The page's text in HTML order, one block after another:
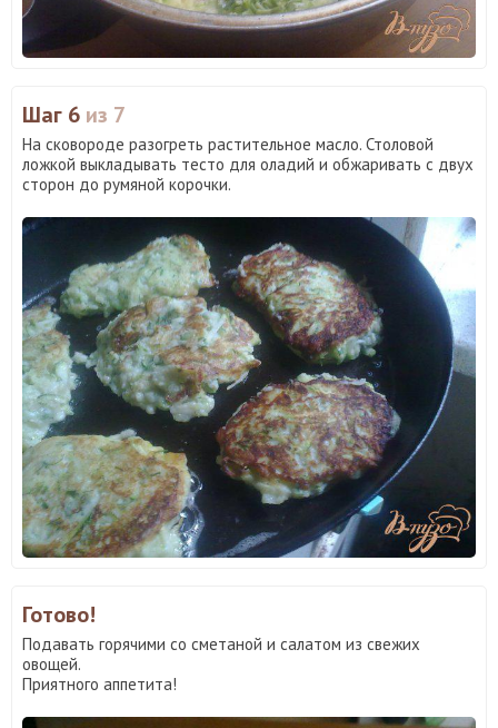
Шаг 6 из 7
На сковороде разогреть растительное масло. Столовой
ложкой выкладывать тесто для оладий и обжаривать с двух
сторон до румяной корочки.
Готово!
Подавать горячими со сметаной и салатом из свежих
овощей.
Приятного аппетита!